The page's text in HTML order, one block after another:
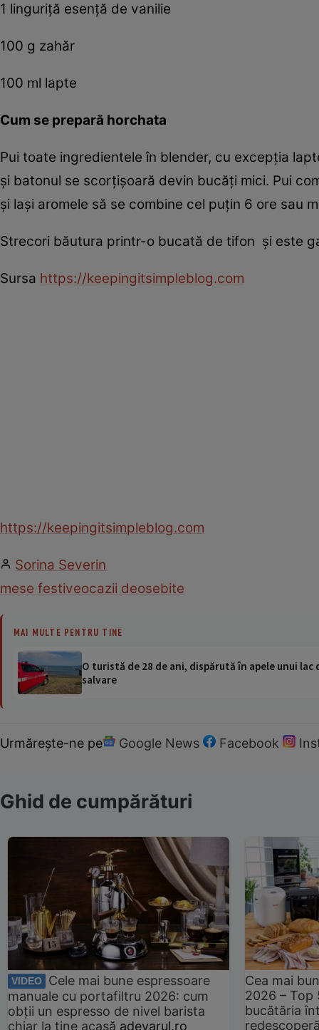
1 linguriţă esenţă de vanilie
100 g zahăr
100 ml lapte
Cum se prepară horchata
Pui toate ingredientele în blender, cu excepţia
şi batonul se scorţişoară devin bucăţi mici. Pui
şi laşi aromele să se combine cel puţin 6 ore sau
Strecori băutura printr-o bucată de tifon şi este
Sursa https://keepingitsimpleblog.com
https://keepingitsimpleblog.com
Sorina Severin
mese festiveocazii deosebite
MAI MULTE PENTRU TINE
O turistă de 28 de ani, dispărută în apele unui
salvare
Urmărește-ne pe Google News Facebook
Ghid de cumpărături
VIDEO
Cele mai bune espressoare
manuale cu portafiltru 2026: cum
obții un espresso de nivel barista
chiar la tine acasă adevarul.ro
Cea mai
2026 –
bucătăria